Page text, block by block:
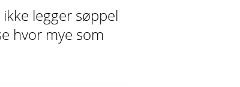
legger søppel
hvor mye som